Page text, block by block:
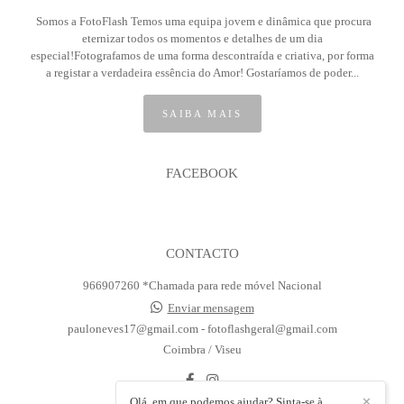
Somos a FotoFlash Temos uma equipa jovem e dinâmica que procura
eternizar todos os momentos e detalhes de um dia
especial!Fotografamos de uma forma descontraída e criativa, por forma
a registar a verdadeira essência do Amor! Gostaríamos de poder...
SAIBA MAIS
FACEBOOK
CONTACTO
966907260 *Chamada para rede móvel Nacional
Enviar mensagem
pauloneves17@gmail.com - fotoflashgeral@gmail.com
Coimbra / Viseu